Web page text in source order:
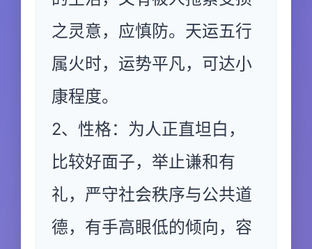
之灵意，应慎防。天运五行
属火时，运势平凡，可达小
康程度。
2、性格：为人正直坦白，
比较好面子，举止谦和有
礼，严守社会秩序与公共道
德，有手高眼低的倾向，容